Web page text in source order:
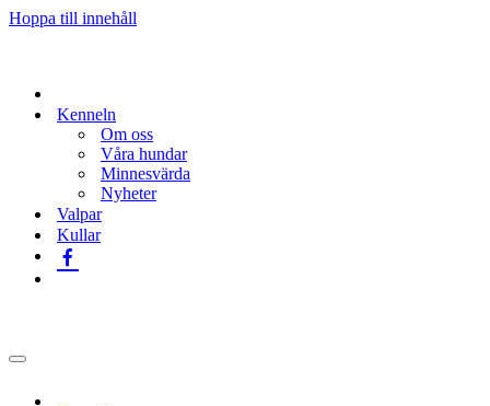
Hoppa till innehåll
Kenneln
Om oss
Våra hundar
Minnesvärda
Nyheter
Valpar
Kullar
Navigeringsmeny